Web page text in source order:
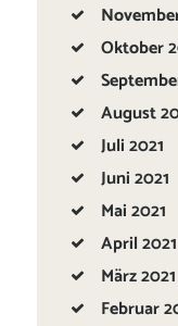
Oktober
August
Juli2021
Juni2021
Mai2021
April2021
März2021
Februar